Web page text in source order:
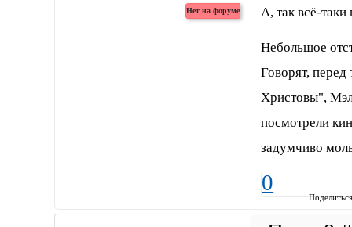
А, так всё-
Небольшое
Говорят,
Христовы",
посмотрели
задумчиво
0